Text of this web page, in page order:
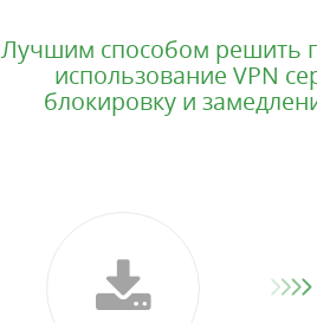
Лучшим способом решить
использование VPN
блокировку и